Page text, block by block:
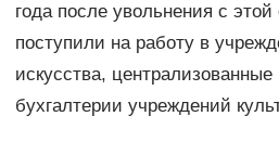
года после увольнения с
поступили на работу в
искусства, централизованные
бухгалтерии учреждений